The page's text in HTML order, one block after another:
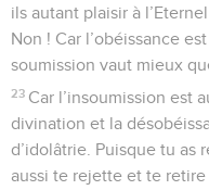
ils autant plaisir à
Non ! Car l’obéissance
soumission vaut mieux
23 Car l’insoumission est
divination et la
d’idolâtrie. Puisque tu as
aussi te rejette et te retire